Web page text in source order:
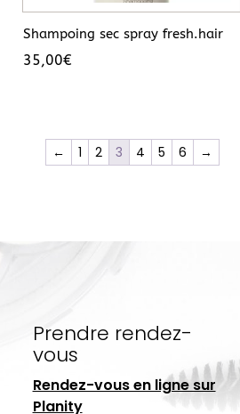
Shampoing sec spray fresh.hair
35,00€
← 1 2 3 4 5 6 →
Prendre rendez-
vous
Rendez-vous en ligne sur
Planity